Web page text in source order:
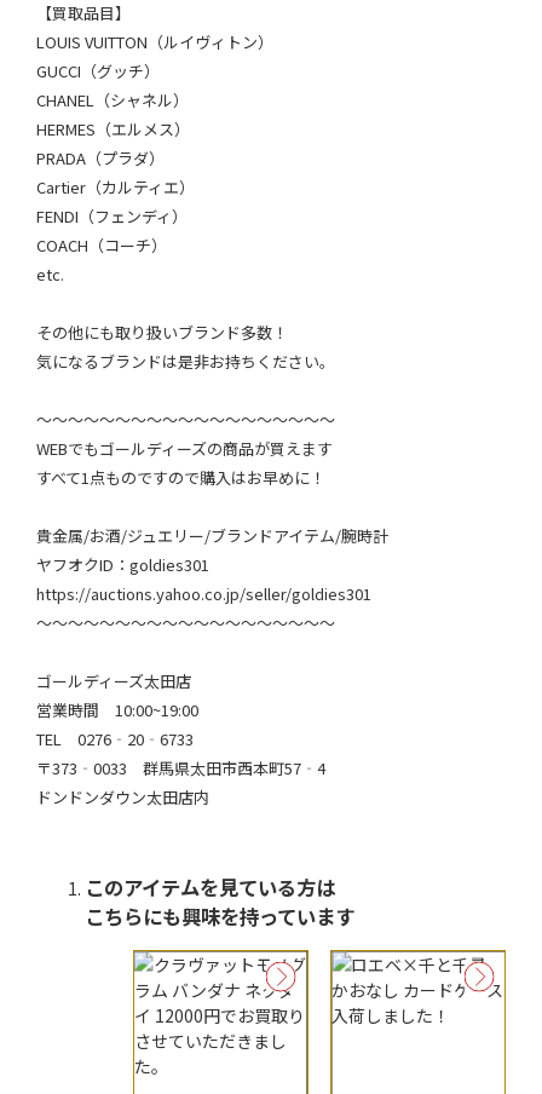
【買取品目】
LOUIS VUITTON（ルイヴィトン）
GUCCI（グッチ）
CHANEL（シャネル）
HERMES（エルメス）
PRADA（プラダ）
Cartier（カルティエ）
FENDI（フェンディ）
COACH（コーチ）
etc.
その他にも取り扱いブランド多数！
気になるブランドは是非お持ちください。
～～～～～～～～～～～～～～～～～～～
WEBでもゴールディーズの商品が買えます
すべて1点ものですので購入はお早めに！
貴金属/お酒/ジュエリー/ブランドアイテム/腕時計
ヤフオクID：goldies301
https://auctions.yahoo.co.jp/seller/goldies301
～～～～～～～～～～～～～～～～～～～
ゴールディーズ太田店
営業時間 10:00~19:00
TEL 0276‐20‐6733
〒373‐0033 群馬県太田市西本町57‐4
ドンドンダウン太田店内
このアイテムを見ている方は
こちらにも興味を持っています